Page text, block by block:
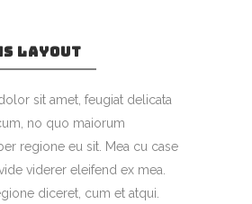
LAYOUT
sit amet, feugiat delicata
no quo maiorum
regione eu sit. Mea cu case
viderer eleifend ex mea.
diceret, cum et atqui.